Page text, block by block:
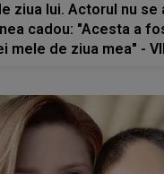
ziua lui. Actorul nu se
cadou: "Acesta a
mele de ziua mea" -